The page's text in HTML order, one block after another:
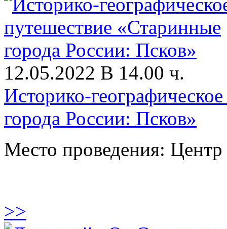
12.05.2022 В 14.00 ч.
Историко-
города России: Псков»
Место проведения:
>>